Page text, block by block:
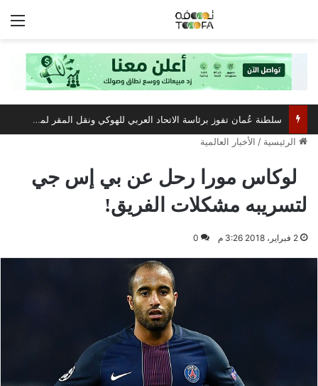
سلطنة عُمان تفوز برئاسة الاتحاد العربي للهوكي ونقل المقر لمسقط
الرئيسية / الأخبار العالمية
لوكاس مورا رحل عن بي إس جي
لتسريبه مشكلات الفريق!
2 فبراير، 2018 3:26 م 0